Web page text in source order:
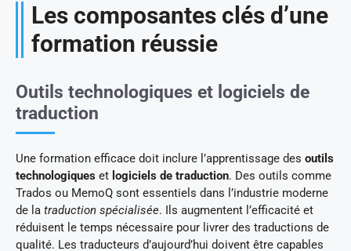
Les composantes clés d’une
formation réussie
Outils technologiques et logiciels de
traduction
Une formation efficace doit inclure l’apprentissage des outils
technologiques et logiciels de traduction. Des outils comme
Trados ou MemoQ sont essentiels dans l’industrie moderne
de la traduction spécialisée. Ils augmentent l’efficacité et
réduisent le temps nécessaire pour livrer des traductions de
qualité. Les traducteurs d’aujourd’hui doivent être capables